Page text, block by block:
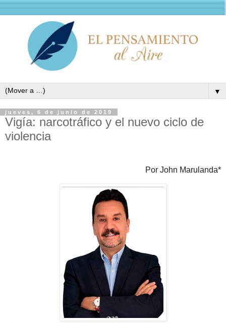
▼
jueves, 6 de junio de 2019
Vigía: narcotráfico y el nuevo ciclo de
violencia
Por John Marulanda*